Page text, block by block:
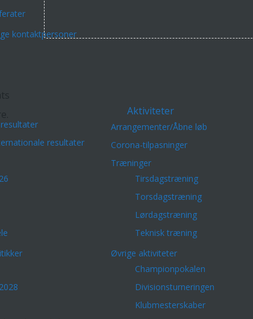
kontaktpersoner
resultater
Aktiviteter
Arrangementer/Åbne løb
Corona-tilpasninger
Træninger
Tirsdagstræning
Torsdagstræning
Lørdagstræning
Teknisk træning
Øvrige aktiviteter
Championpokalen
Divisionsturneringen
Klubmesterskaber